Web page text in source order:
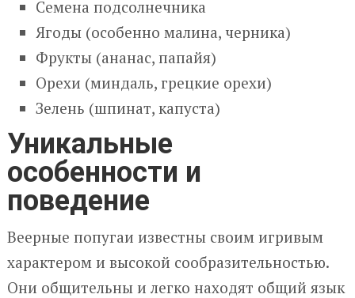
Семена подсолнечника
Ягоды (особенно малина, черника)
Фрукты (ананас, папайя)
Орехи (миндаль, грецкие орехи)
Зелень (шпинат, капуста)
Уникальные
особенности и
поведение
Веерные попугаи известны своим игривым
характером и высокой сообразительностью.
Они общительны и легко находят общий язык